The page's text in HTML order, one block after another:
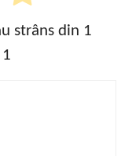
strâns din 1
1